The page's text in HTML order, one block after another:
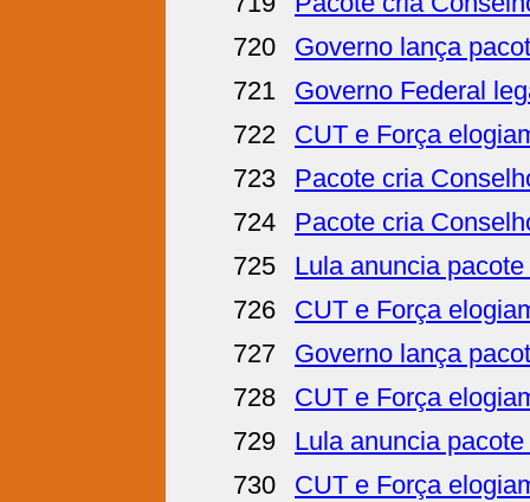
720
Governo lança
721
Governo Federal
722
CUT e Força
723
Pacote cria
724
Pacote cria
725
Lula anuncia
726
CUT e Força
727
Governo lança
728
CUT e Força
729
Lula anuncia
730
CUT e Força